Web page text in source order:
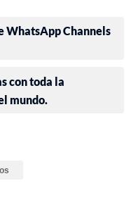
WhatsApp Channels
con toda la
mundo.